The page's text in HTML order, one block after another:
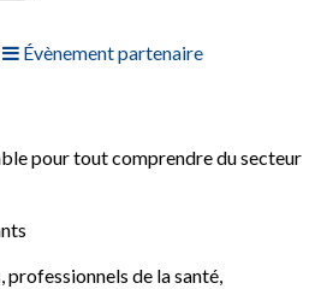
Évènement partenaire
pour tout comprendre du secteur
de la santé,